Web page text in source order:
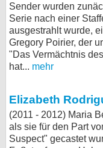
Sender wurden
Serie nach einer
ausgestrahlt wurde,
Gregory Poirier, der
"Das Vermächtnis
hat... mehr
Elizabeth
(2011 - 2012) Maria
als sie für den Part
Suspect" gecastet